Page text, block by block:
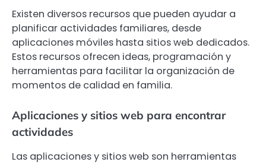
Existen diversos recursos que pueden ayudar a
planificar actividades familiares, desde
aplicaciones móviles hasta sitios web dedicados.
Estos recursos ofrecen ideas, programación y
herramientas para facilitar la organización de
momentos de calidad en familia.
Aplicaciones y sitios web para encontrar
actividades
Las aplicaciones y sitios web son herramientas